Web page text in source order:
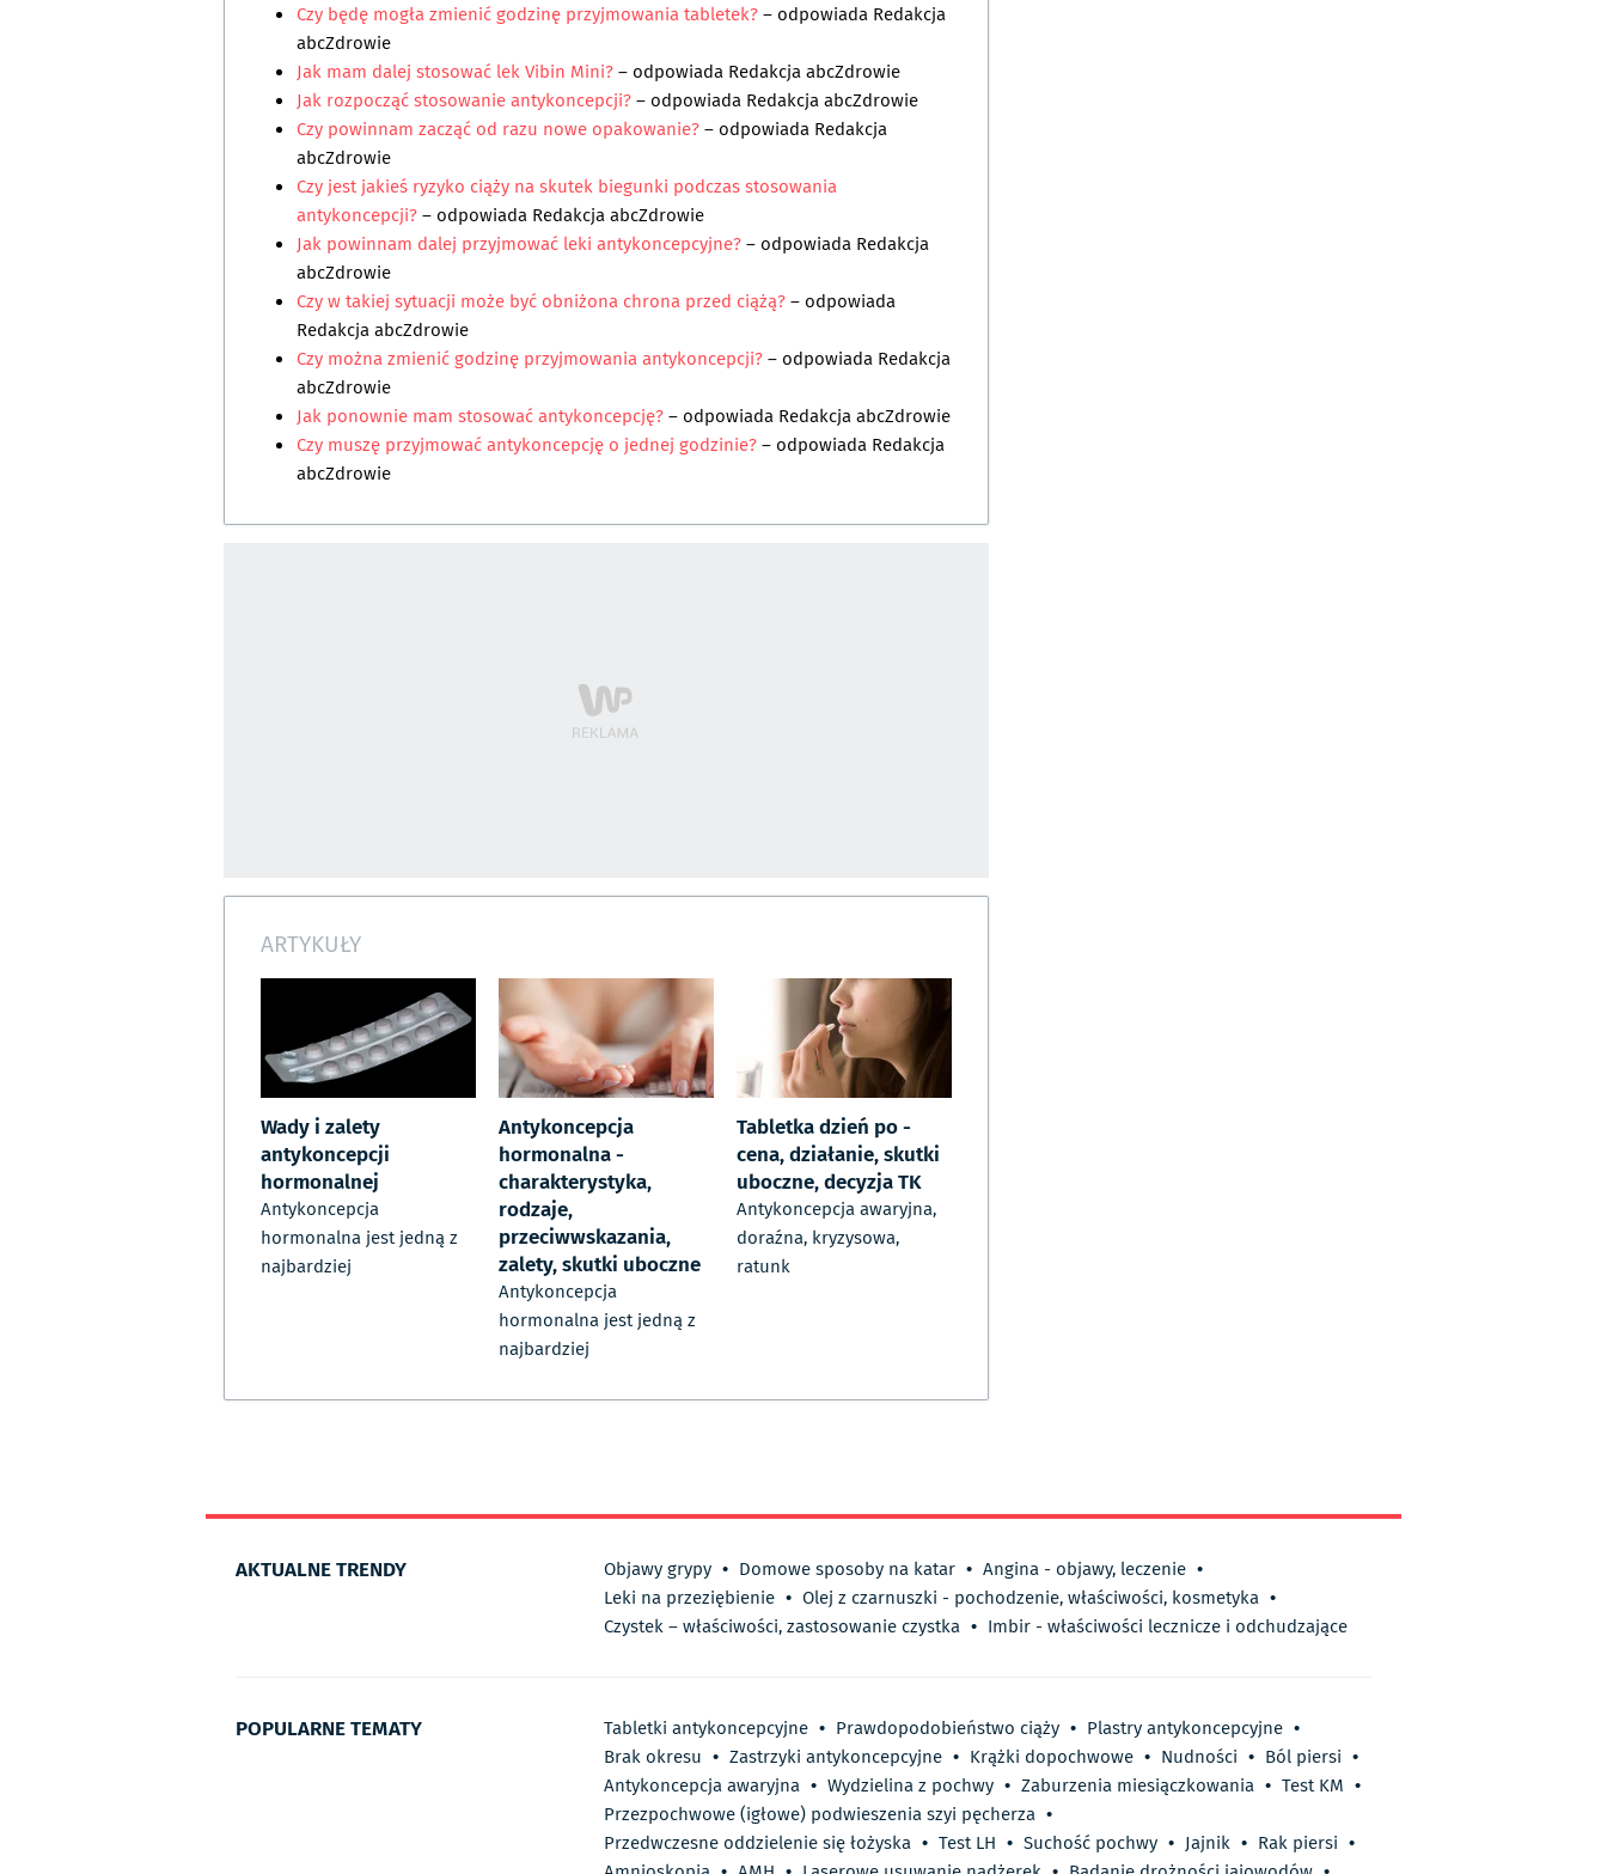
Czy będę mogła zmienić godzinę przyjmowania tabletek?– odpowiada Redakcja
abcZdrowie
Jak mam dalej stosować lek Vibin Mini?– odpowiada Redakcja abcZdrowie
Jak rozpocząć stosowanie antykoncepcji?– odpowiada Redakcja abcZdrowie
Czy powinnam zacząć od razu nowe opakowanie?– odpowiada Redakcja
abcZdrowie
Czy jest jakieś ryzyko ciąży na skutek biegunki podczas stosowania
antykoncepcji?– odpowiada Redakcja abcZdrowie
Jak powinnam dalej przyjmować leki antykoncepcyjne?– odpowiada Redakcja
abcZdrowie
Czy w takiej sytuacji może być obniżona chrona przed ciążą?– odpowiada
Redakcja abcZdrowie
Czy można zmienić godzinę przyjmowania antykoncepcji?– odpowiada Redakcja
abcZdrowie
Jak ponownie mam stosować antykoncepcję?– odpowiada Redakcja abcZdrowie
Czy muszę przyjmować antykoncepcję o jednej godzinie?– odpowiada Redakcja
abcZdrowie
ARTYKUŁY
Wady i zalety
antykoncepcji
hormonalnej
Antykoncepcja
hormonalna jest jedną z
najbardziej
Antykoncepcja
hormonalna -
charakterystyka,
rodzaje,
przeciwwskazania,
zalety, skutki uboczne
Antykoncepcja
hormonalna jest jedną z
najbardziej
Tabletka dzień po -
cena, działanie, skutki
uboczne, decyzja TK
Antykoncepcja awaryjna,
doraźna, kryzysowa,
ratunk
AKTUALNE TRENDY Objawy grypy • Domowe sposoby na katar • Angina - objawy, leczenie •
Leki na przeziębienie • Olej z czarnuszki - pochodzenie, właściwości, kosmetyka •
Czystek – właściwości, zastosowanie czystka • Imbir - właściwości lecznicze i odchudzające
POPULARNE TEMATY Tabletki antykoncepcyjne • Prawdopodobieństwo ciąży • Plastry antykoncepcyjne •
Brak okresu • Zastrzyki antykoncepcyjne • Krążki dopochwowe • Nudności • Ból piersi •
Antykoncepcja awaryjna • Wydzielina z pochwy • Zaburzenia miesiączkowania • Test KM •
Przezpochwowe (igłowe) podwieszenia szyi pęcherza •
Przedwczesne oddzielenie się łożyska • Test LH • Suchość pochwy • Jajnik • Rak piersi •